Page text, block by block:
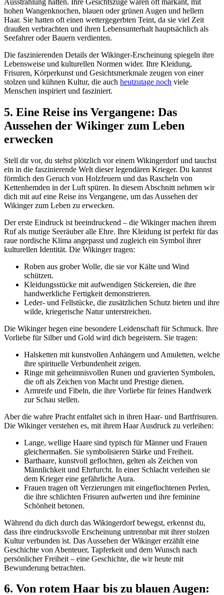
hohen Wangenknochen, blauen oder grünen Augen und hellem
Haar. Sie hatten oft einen wettergegerbten Teint, da sie viel Zeit
draußen verbrachten und ihren Lebensunterhalt hauptsächlich als
Seefahrer oder Bauern verdienten.
Die faszinierenden Details der Wikinger-Erscheinung spiegeln ihre
Lebensweise und kulturellen Normen wider. Ihre Kleidung,
Frisuren, Körperkunst und Gesichtsmerkmale zeugen von einer
stolzen und kühnen Kultur, die auch heutzutage noch viele
Menschen inspiriert und fasziniert.
5. Eine Reise ins Vergangene: Das
Aussehen der Wikinger zum Leben
erwecken
Stell dir vor, du stehst plötzlich vor einem Wikingerdorf und tauchst
ein in die faszinierende Welt dieser legendären Krieger. Du kannst
förmlich den Geruch von Holzfeuern und das Rascheln von
Kettenhemden in der Luft spüren. In diesem Abschnitt nehmen wir
dich mit auf eine Reise ins Vergangene, um das Aussehen der
Wikinger zum Leben zu erwecken.
Der erste Eindruck ist beeindruckend – die Wikinger machen ihrem
Ruf als mutige Seeräuber alle Ehre. Ihre Kleidung ist perfekt für das
raue nordische Klima angepasst und zugleich ein Symbol ihrer
kulturellen Identität. Die Wikinger tragen:
Roben aus grober Wolle, die sie vor Kälte und Wind
schützen.
Kleidungsstücke mit aufwendigen Stickereien, die ihre
handwerkliche Fertigkeit demonstrieren.
Leder- und Fellstücke, die zusätzlichen Schutz bieten und ihre
wilde, kriegerische Natur unterstreichen.
Die Wikinger hegen eine besondere Leidenschaft für Schmuck. Ihre
Vorliebe für Silber und Gold wird dich begeistern. Sie tragen:
Halsketten mit kunstvollen Anhängern und Amuletten, welche
ihre spirituelle Verbundenheit zeigen.
Ringe mit geheimnisvollen Runen und gravierten Symbolen,
die oft als Zeichen von Macht und Prestige dienen.
Armreife und Fibeln, die ihre Vorliebe für feines Handwerk
zur Schau stellen.
Aber die wahre Pracht entfaltet sich in ihren Haar- und Bartfrisuren.
Die Wikinger verstehen es, mit ihrem Haar Ausdruck zu verleihen:
Lange, wellige Haare sind typisch für Männer und Frauen
gleichermaßen. Sie symbolisieren Stärke und Freiheit.
Barthaare, kunstvoll geflochten, gelten als Zeichen von
Männlichkeit und Ehrfurcht. In einer Schlacht verleihen sie
dem Krieger eine gefährliche Aura.
Frauen tragen oft Verzierungen mit eingeflochtenen Perlen,
die ihre schlichten Frisuren aufwerten und ihre feminine
Schönheit betonen.
Während du dich durch das Wikingerdorf bewegst, erkennst du,
dass ihre eindrucksvolle Erscheinung untrennbar mit ihrer stolzen
Kultur verbunden ist. Das Aussehen der Wikinger erzählt eine
Geschichte von Abenteuer, Tapferkeit und dem Wunsch nach
persönlicher Freiheit – eine Geschichte, die wir heute mit
Bewunderung betrachten.
6. Von rotem Haar bis zu blauen Augen: